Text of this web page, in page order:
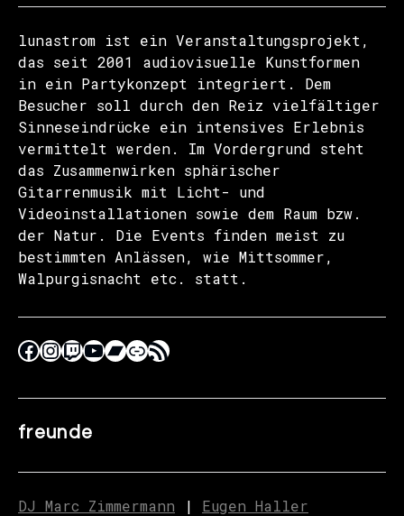
lunastrom ist ein Veranstaltungsprojekt,
das seit 2001 audiovisuelle Kunstformen
in ein Partykonzept integriert. Dem
Besucher soll durch den Reiz vielfältiger
Sinneseindrücke ein intensives Erlebnis
vermittelt werden. Im Vordergrund steht
das Zusammenwirken sphärischer
Gitarrenmusik mit Licht- und
Videoinstallationen sowie dem Raum bzw.
der Natur. Die Events finden meist zu
bestimmten Anlässen, wie Mittsommer,
Walpurgisnacht etc. statt.
freunde
DJ Marc Zimmermann | Eugen Haller